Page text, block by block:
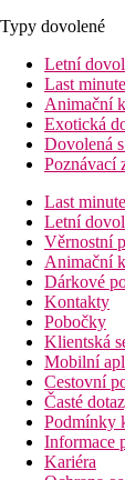
Typy dovolené
Letní
Last
Animační
Exotická
Dovolená
Poznávací
Last
Letní
Věrnostní
Animační
Dárkové
Kontakty
Pobočky
Klientská
Mobilní
Cestovní
Časté
Podmínky
Informace
Kariéra